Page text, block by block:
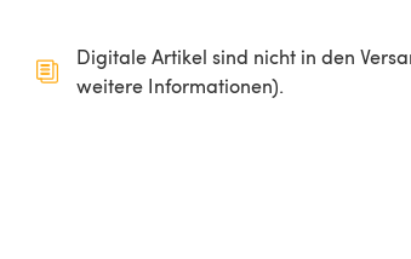
Digitale Artikel sind nicht in den
weitere Informationen).